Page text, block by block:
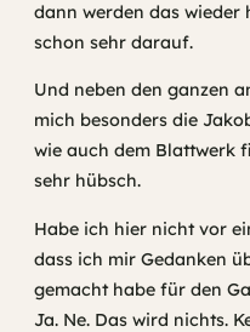
dann werden das wieder
schon sehr darauf.
Und neben den ganzen
mich besonders die
wie auch dem Blattwerk
sehr hübsch.
Habe ich hier nicht vor
dass ich mir Gedanken
gemacht habe für den
Ja. Ne. Das wird nichts.